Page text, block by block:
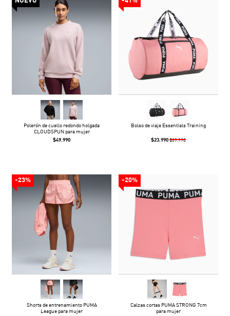
Polerón de cuello redondo holgada
CLOUDSPUN para mujer
$49.990
Bolso de viaje Essentials Training
$23.990 $39.990
-23%
Shorts de entrenamiento PUMA
League para mujer
-20%
Calzas cortas PUMA STRONG 7cm
para mujer